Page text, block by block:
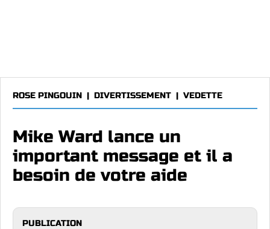
ROSE PINGOUIN | DIVERTISSEMENT | VEDETTE
Mike Ward lance un
important message et il a
besoin de votre aide
PUBLICATION